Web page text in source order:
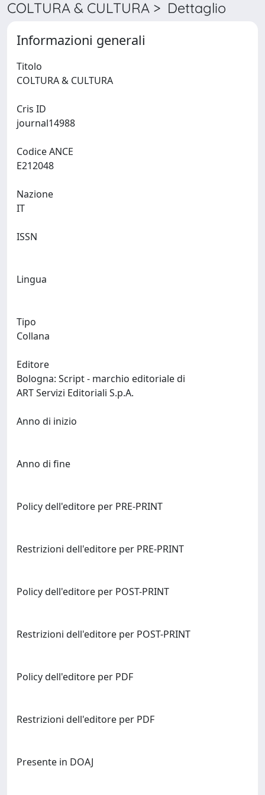
COLTURA & CULTURA > Dettaglio
Informazioni generali
Titolo
Cris ID
Codice ANCE
Nazione
ISSN
Lingua
Tipo
Collana
Editore
Bologna: Script - marchio editoriale di
Anno di inizio
Anno di fine
Policy dell'editore per PRE-PRINT
Restrizioni dell'editore per PRE-PRINT
Policy dell'editore per POST-PRINT
Restrizioni dell'editore per POST-PRINT
Policy dell'editore per PDF
Restrizioni dell'editore per PDF
Presente in DOAJ